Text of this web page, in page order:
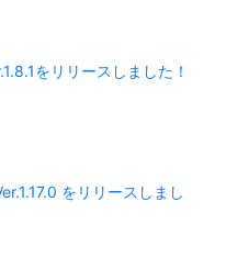
をリリースしました！
をリリースしまし